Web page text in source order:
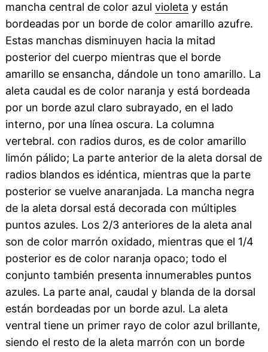
mancha central de color azul violeta y están
bordeadas por un borde de color amarillo azufre.
Estas manchas disminuyen hacia la mitad
posterior del cuerpo mientras que el borde
amarillo se ensancha, dándole un tono amarillo. La
aleta caudal es de color naranja y está bordeada
por un borde azul claro subrayado, en el lado
interno, por una línea oscura. La columna
vertebral. con radios duros, es de color amarillo
limón pálido; La parte anterior de la aleta dorsal de
radios blandos es idéntica, mientras que la parte
posterior se vuelve anaranjada. La mancha negra
de la aleta dorsal está decorada con múltiples
puntos azules. Los 2/3 anteriores de la aleta anal
son de color marrón oxidado, mientras que el 1/4
posterior es de color naranja opaco; todo el
conjunto también presenta innumerables puntos
azules. La parte anal, caudal y blanda de la dorsal
están bordeadas por un borde azul. La aleta
ventral tiene un primer rayo de color azul brillante,
siendo el resto de la aleta marrón con un borde